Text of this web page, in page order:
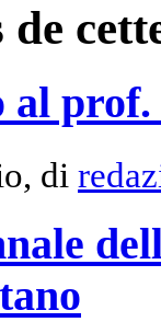
al
di